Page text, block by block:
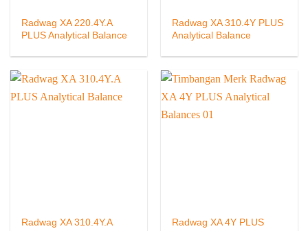
Radwag XA 220.4Y.A
PLUS Analytical Balance
Radwag XA 310.4Y PLUS
Analytical Balance
Radwag XA 310.4Y.A
Radwag XA 4Y PLUS